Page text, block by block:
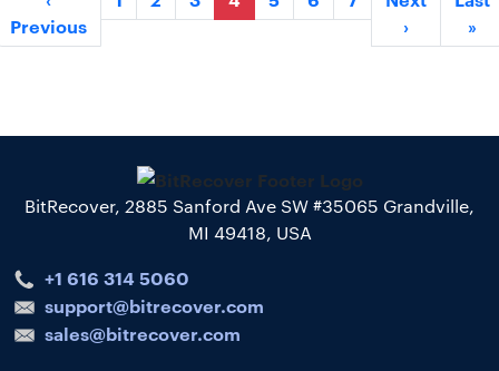
Previous
›
»
BitRecover, 2885 Sanford Ave SW #35065 Grandville,
MI 49418, USA
+1 616 314 5060
support@bitrecover.com
sales@bitrecover.com